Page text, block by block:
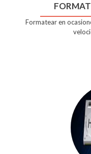
Formatear en